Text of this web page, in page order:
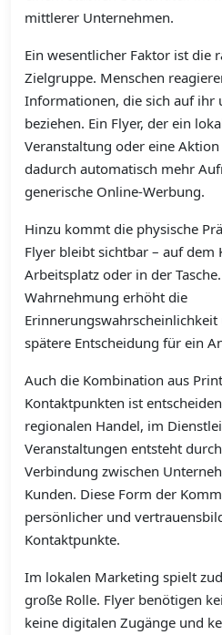
mittlerer Unternehmen.
Ein wesentlicher Faktor ist die
Zielgruppe. Menschen
Informationen, die sich auf ihr
beziehen. Ein Flyer, der ein
Veranstaltung oder eine
dadurch automatisch mehr
generische Online-Werbung.
Hinzu kommt die physische
Flyer bleibt sichtbar – auf dem
Arbeitsplatz oder in der
Wahrnehmung erhöht die
spätere Entscheidung für ein
Auch die Kombination aus
Kontaktpunkten ist
regionalen Handel, im
Veranstaltungen entsteht
Verbindung zwischen
Kunden. Diese Form der
persönlicher und
Kontaktpunkte.
Im lokalen Marketing spielt
große Rolle. Flyer benötigen
keine digitalen Zugänge und